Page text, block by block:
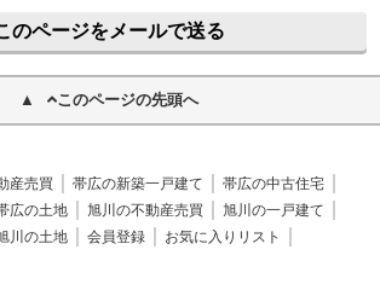
のページをメールで送る
このページの先頭へ
産売買 帯広の新築一戸建て
帯広の中古住宅
広の土地 旭川の不動産売買
旭川の一戸建て
川の土地 会員登録
お気に入りリスト